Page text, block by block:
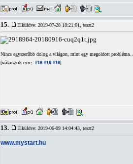
15. Elküldve: 2019-07-28 18:21:01, teszt2
Nincs egyszerűbb dolog a világon, mint egy megoldott probléma.
[válaszok erre: #16 #16 #16]
13. Elküldve: 2019-06-09 14:04:43, teszt2
www.mystart.hu